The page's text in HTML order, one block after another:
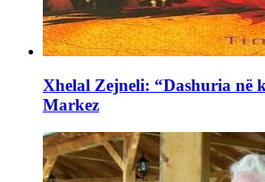
Xhelal Zejneli: “Dashuria në
Markez